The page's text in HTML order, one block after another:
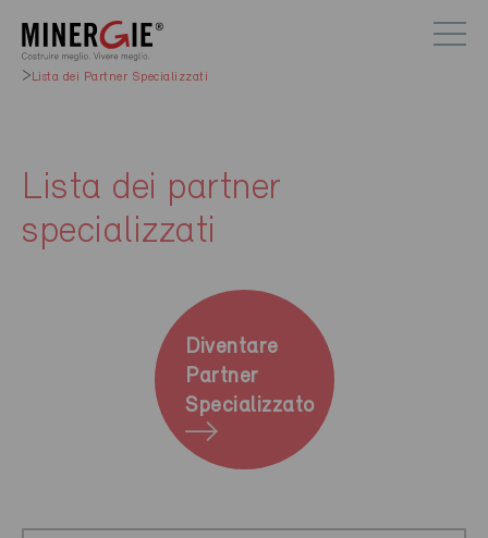
Lista dei Partner Specializzati
Lista dei partner
specializzati
Diventare
Partner
Specializzato